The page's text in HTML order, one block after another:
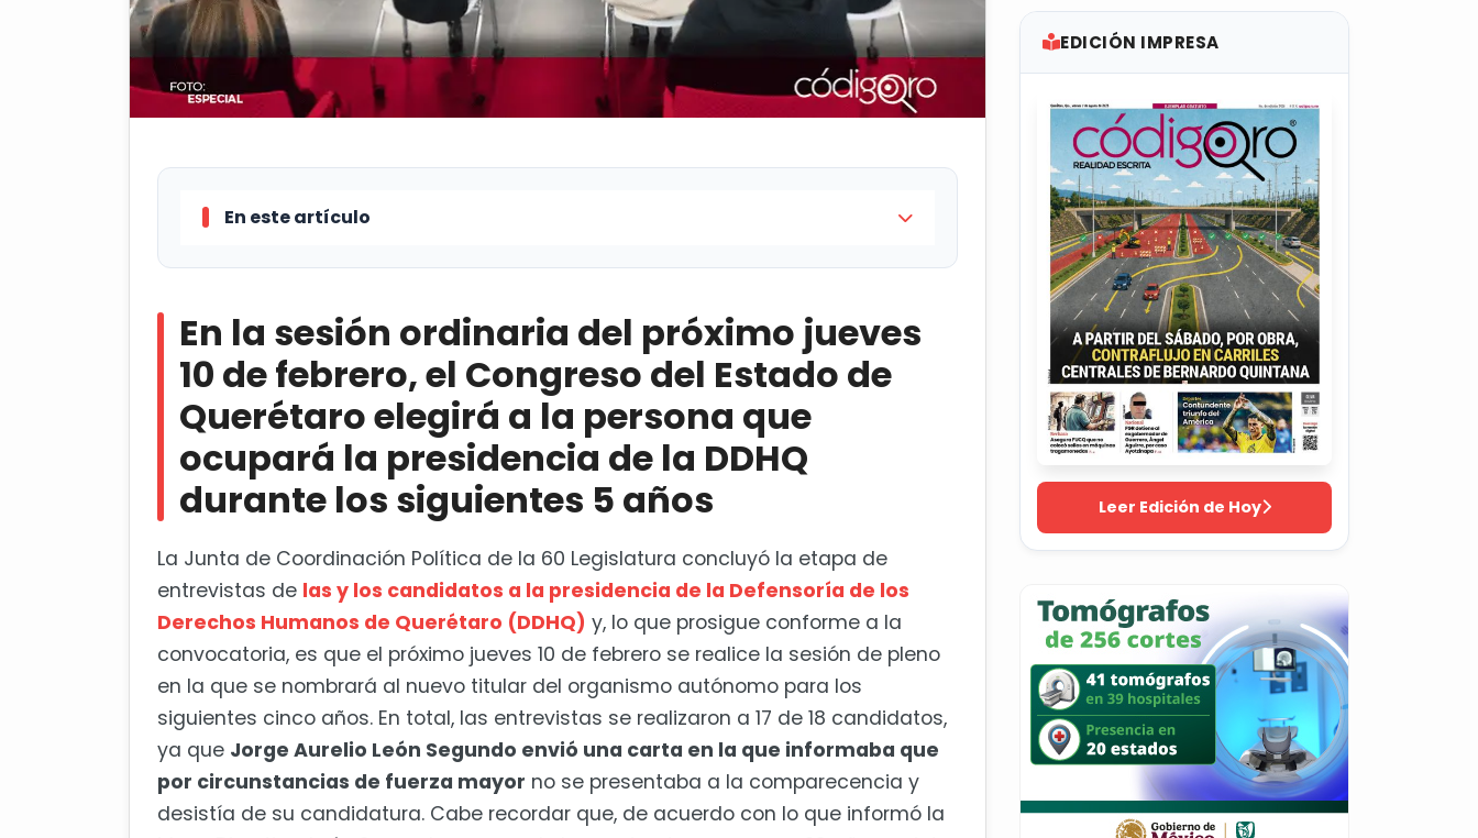
En este artículo
siguientes 5 años
Legislatura notificará al Congreso Local de Guanajuato sobre candidato a DDHQ
En la sesión ordinaria del próximo jueves
10 de febrero, el Congreso del Estado de
Querétaro elegirá a la persona que
ocupará la presidencia de la DDHQ
durante los siguientes 5 años
La Junta de Coordinación Política de la 60 Legislatura concluyó la etapa de
entrevistas de las y los candidatos a la presidencia de la Defensoría de los
Derechos Humanos de Querétaro (DDHQ) y, lo que prosigue conforme a la
convocatoria, es que el próximo jueves 10 de febrero se realice la sesión de pleno
en la que se nombrará al nuevo titular del organismo autónomo para los
siguientes cinco años. En total, las entrevistas se realizaron a 17 de 18 candidatos,
ya que Jorge Aurelio León Segundo envió una carta en la que informaba que
por circunstancias de fuerza mayor no se presentaba a la comparecencia y
desistía de su candidatura. Cabe recordar que, de acuerdo con lo que informó la
EDICIÓN IMPRESA
Leer Edición de Hoy